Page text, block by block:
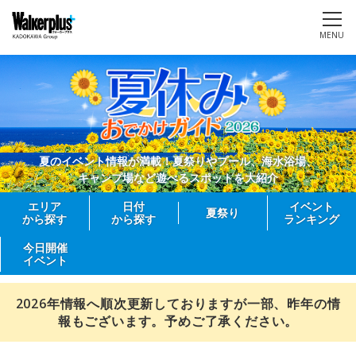
MENU
夏のイベント情報が満載！夏祭りやプール、海水浴場、
キャンプ場など遊べるスポットを大紹介
エリア
から探す
日付
から探す
夏祭り
イベント
ランキング
今日開催
イベント
2026年情報へ順次更新しておりますが一部、昨年の情
報もございます。予めご了承ください。